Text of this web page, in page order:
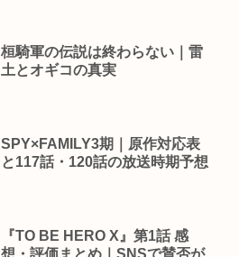
桓騎軍の伝説は終わらない｜雷
土とオギコの真実
SPY×FAMILY3期｜原作対応表
と117話・120話の放送時期予想
『TO BE HERO X』第1話 感
想・評価まとめ｜SNSで賛否が